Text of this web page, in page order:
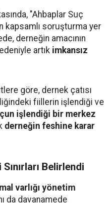
"Ahbaplar Suç
kapsamlı soruşturma yer
derneğin amacının
artık imkansız
göre, dernek çatısı
fiillerin işlendiği ve
işlendiği bir merkez
derneğin feshine karar
Belirlendi
varlığı yönetim
da davanamede